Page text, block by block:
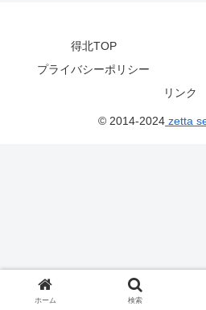
得北TOP
プライバシーポリシー
リンク
© 2014-2024 zetta
ホーム 検索